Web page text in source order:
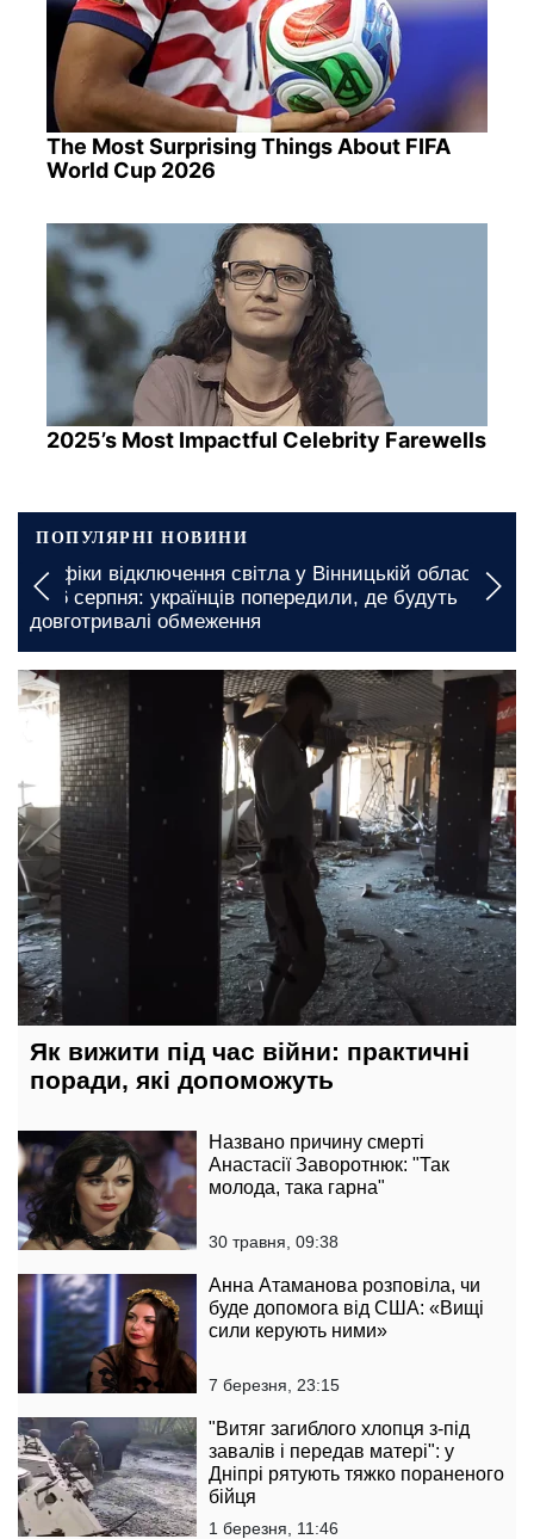
The Most Surprising Things About FIFA
World Cup 2026
2025’s Most Impactful Celebrity Farewells
ПОПУЛЯРНІ НОВИНИ
світла у Вінницькій області
українців попередили, де будуть
обмеження
У
обмеження:
17 вересня, 17:40
Як вижити під час війни: практичні
поради, які допоможуть
Названо причину смерті
Анастасії Заворотнюк: "Так
молода, така гарна"
30 травня, 09:38
Анна Атаманова розповіла, чи
буде допомога від США: «Вищі
сили керують ними»
7 березня, 23:15
"Витяг загиблого хлопця з-під
завалів і передав матері": у
Дніпрі рятують тяжко пораненого
бійця
1 березня, 11:46